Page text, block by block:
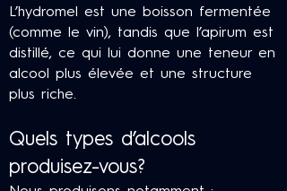
L’hydromel est une boisson fermentée
(comme le vin), tandis que l’apirum est
distillé, ce qui lui donne une teneur en
alcool plus élevée et une structure
plus riche.
Quels types d’alcools
produisez-vous?